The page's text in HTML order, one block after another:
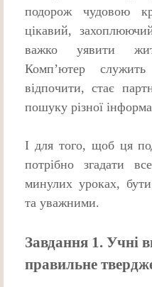
подорож чудовою
цікавий,
важко уявити
Комп’ютер
відпочити, стає
пошуку різної
І для того, щоб ця
потрібно згадати
минулих уроках,
та уважними.
Завдання 1. Учні
правильне